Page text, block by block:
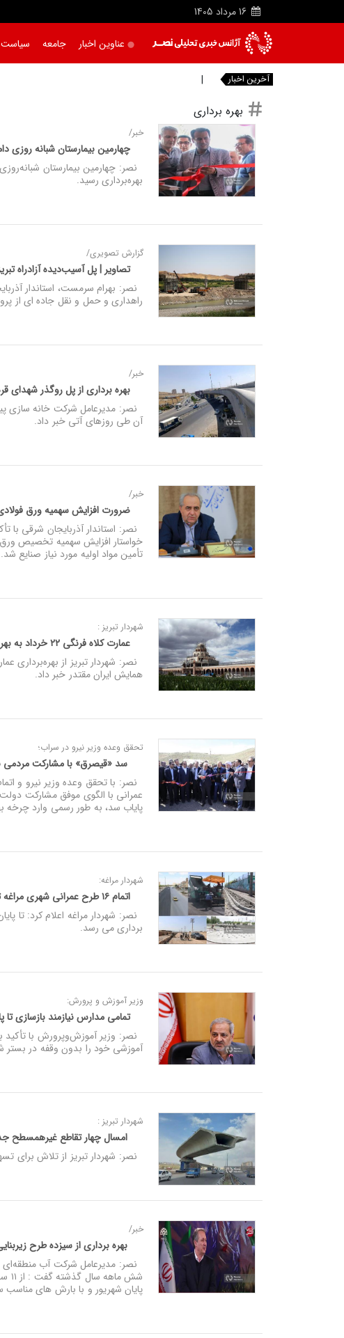
16 مرداد 1405
عناوین اخبار جامعه سیاست
آخرین اخبار حفظ وحدت مهم‌ ترین نی
بهره برداری
خبر/
چهارمین بیمارستان شبانه‌ روزی
نصر: چهارمین بیمارستان
بهره‌برداری رسید.
گزارش تصویری/
تصاویر | پل آسیب‌دیده آزادراه
نصر: بهرام سرمست، استاندار
راهداری و حمل‌ و نقل جاده‌ ای از
خبر/
بهره برداری از پل روگذر شهدای
آن طی روزهای آتی خبر داد.
خبر/
ضرورت افزایش سهمیه ورق
نصر: استاندار آذربایجان شرقی با
خواستار افزایش سهمیه تخصیص ورق
تأمین مواد اولیه مورد نیاز صنایع شد.
شهردار تبریز :
عمارت کلاه فرنگی ۲۲ خرداد به بهره‌برداری می‌رسد
همایش ایران مقتدر خبر داد.
تحقق وعده وزیر نیرو در سراب؛
سد «قیصرق» با مشارکت مردمی
نصر: با تحقق وعده وزیر نیرو و
پایاب سد، به طور رسمی وارد چرخه
شهردار مراغه:
اتمام ۱۶ طرح عمرانی شهری مراغه تا پایان سال
برداری می رسد.
وزیر آموزش‌ و پرورش:
تمامی مدارس نیازمند بازسازی تا
نصر: وزیر آموزش‌وپرورش با
آموزشی خود را بدون وقفه در بستر
شهردار تبریز :
امسال چهار تقاطع غیرهمسطح
نصر: شهردار تبریز از تلاش برای تسهیل تردد
خبر/
بهره برداری از سیزده طرح
پایان شهریور و با بارش های مناسب